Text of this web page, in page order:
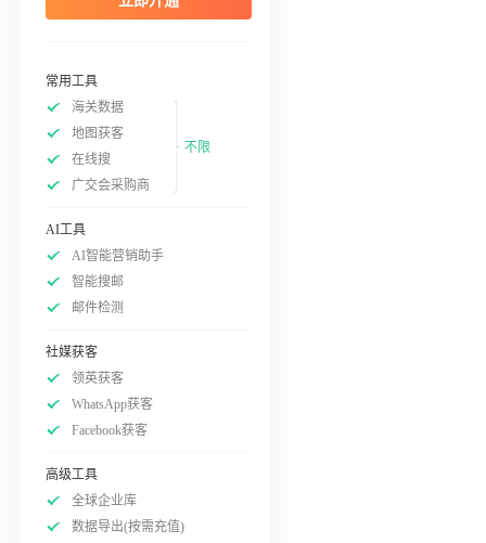
常用工具
海关数据
地图获客
在线搜
广交会采购商
不限
AI工具
AI智能营销助手
智能搜邮
邮件检测
社媒获客
领英获客
WhatsApp获客
Facebook获客
高级工具
全球企业库
数据导出(按需充值)